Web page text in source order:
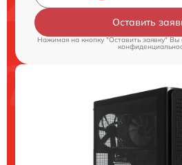
Оставить
Нажимая на кнопку "Оставить заявку" Вы